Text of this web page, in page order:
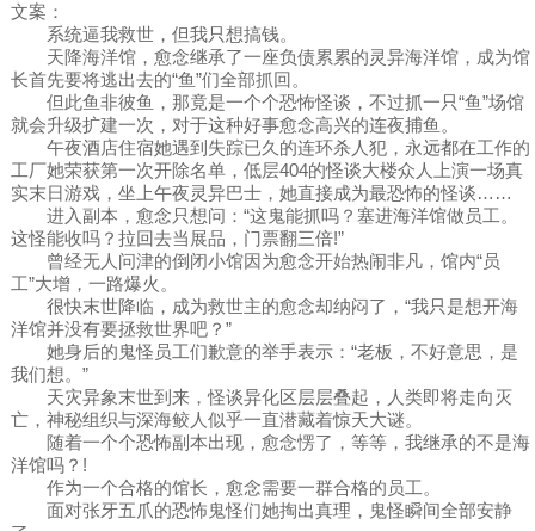
文案：
系统逼我救世，但我只想搞钱。
天降海洋馆，愈念继承了一座负债累累的灵异海洋馆，成为馆
长首先要将逃出去的“鱼”们全部抓回。
但此鱼非彼鱼，那竟是一个个恐怖怪谈，不过抓一只“鱼”场馆
就会升级扩建一次，对于这种好事愈念高兴的连夜捕鱼。
午夜酒店住宿她遇到失踪已久的连环杀人犯，永远都在工作的
工厂她荣获第一次开除名单，低层404的怪谈大楼众人上演一场真
实末日游戏，坐上午夜灵异巴士，她直接成为最恐怖的怪谈……
进入副本，愈念只想问：“这鬼能抓吗？塞进海洋馆做员工。
这怪能收吗？拉回去当展品，门票翻三倍!”
曾经无人问津的倒闭小馆因为愈念开始热闹非凡，馆内“员
工”大增，一路爆火。
很快末世降临，成为救世主的愈念却纳闷了，“我只是想开海
洋馆并没有要拯救世界吧？”
她身后的鬼怪员工们歉意的举手表示：“老板，不好意思，是
我们想。”
天灾异象末世到来，怪谈异化区层层叠起，人类即将走向灭
亡，神秘组织与深海鲛人似乎一直潜藏着惊天大谜。
随着一个个恐怖副本出现，愈念愣了，等等，我继承的不是海
洋馆吗？!
作为一个合格的馆长，愈念需要一群合格的员工。
面对张牙五爪的恐怖鬼怪们她掏出真理，鬼怪瞬间全部安静